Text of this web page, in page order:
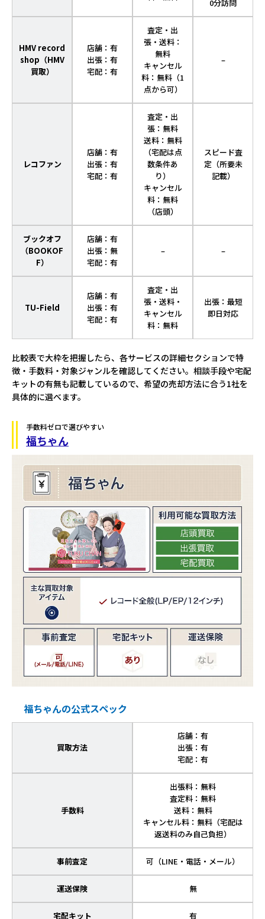
0分訪問
HMV record
shop（HMV
買取）
店舗：有
出張：有
宅配：有
査定・出
張・送料：
無料
キャンセル
料：無料（1
点から可）
–
レコファン
店舗：有
出張：有
宅配：有
査定・出
張：無料
送料：無料
（宅配は点
数条件あ
り）
キャンセル
料：無料
（店頭）
スピード査
定（所要未
記載）
ブックオフ
（BOOKOF
F）
店舗：有
出張：無
宅配：有
– –
TU-Field
店舗：有
出張：有
宅配：有
査定・出
張・送料・
キャンセル
料：無料
出張：最短
即日対応
比較表で大枠を把握したら、各サービスの詳細セクションで特
徴・手数料・対象ジャンルを確認してください。相談手段や宅配
キットの有無も記載しているので、希望の売却方法に合う1社を
具体的に選べます。
手数料ゼロで選びやすい
福ちゃん
福ちゃんの公式スペック
買取方法
店舗：有
出張：有
宅配：有
手数料
出張料：無料
査定料：無料
送料：無料
キャンセル料：無料（宅配は
返送料のみ自己負担）
事前査定 可（LINE・電話・メール）
運送保険 無
宅配キット 有